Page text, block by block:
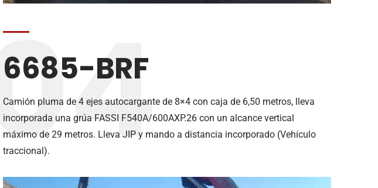
04
6685-BRF
Camión pluma de 4 ejes autocargante de 8×4 con caja de 6,50 metros, lleva
incorporada una grúa FASSI F540A/600AXP.26 con un alcance vertical
máximo de 29 metros. Lleva JIP y mando a distancia incorporado (Vehículo
traccional).